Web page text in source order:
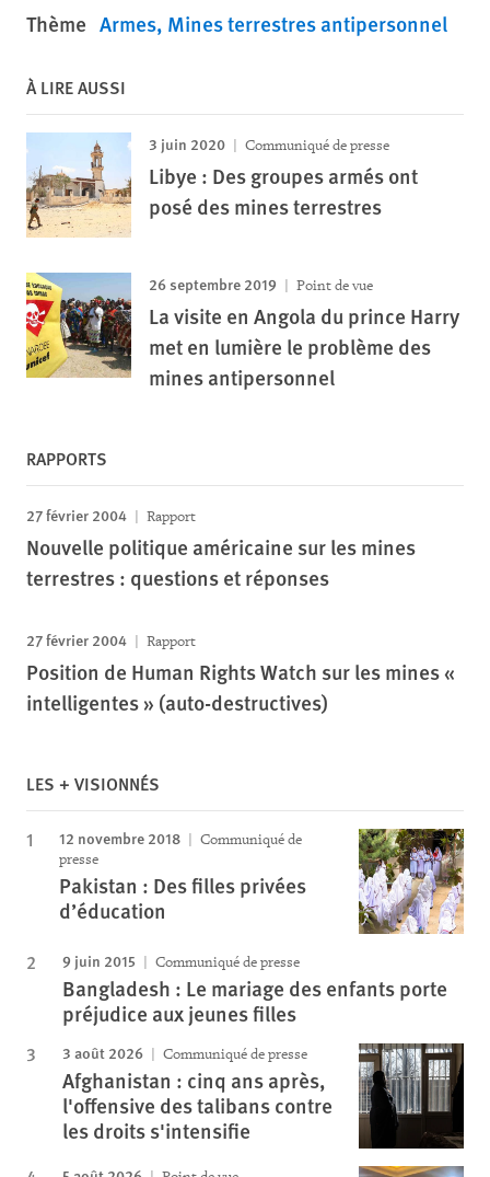
Thème Armes Mines terrestres antipersonnel
À LIRE AUSSI
3 juin 2020 Communiqué de presse
Libye : Des groupes armés ont
posé des mines terrestres
26 septembre 2019 Point de vue
La visite en Angola du prince Harry
met en lumière le problème des
mines antipersonnel
RAPPORTS
27 février 2004 Rapport
Nouvelle politique américaine sur les mines
terrestres : questions et réponses
27 février 2004 Rapport
Position de Human Rights Watch sur les mines «
intelligentes » (auto-destructives)
LES + VISIONNÉS
12 novembre 2018
Communiqué de
presse
Pakistan : Des filles privées
d’éducation
9 juin 2015 Communiqué de presse
Bangladesh : Le mariage des enfants porte
préjudice aux jeunes filles
3 août 2026 Communiqué de presse
Afghanistan : cinq ans après,
l'offensive des talibans contre
les droits s'intensifie